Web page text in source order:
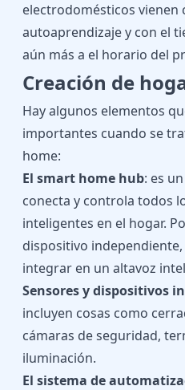
electrodomésticos vienen
autoaprendizaje y con el
aún más a el horario del
Creación de
Hay algunos elementos
importantes cuando se
home:
El smart home hub: es
conecta y controla todos
inteligentes en el hogar.
dispositivo
integrar en un altavoz
Sensores y dispositivos
incluyen cosas como
cámaras de seguridad,
iluminación.
El sistema de